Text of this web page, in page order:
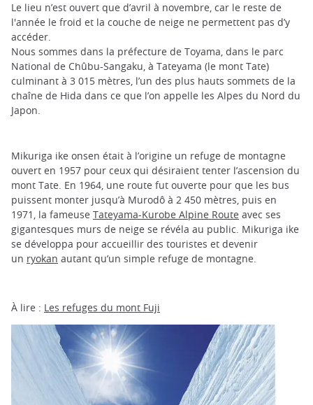
Le lieu n’est ouvert que d’avril à novembre, car le reste de
l'année le froid et la couche de neige ne permettent pas d’y
accéder.
Nous sommes dans la préfecture de Toyama, dans le parc
National de Chûbu-Sangaku, à Tateyama (le mont Tate)
culminant à 3 015 mètres, l’un des plus hauts sommets de la
chaîne de Hida dans ce que l’on appelle les Alpes du Nord du
Japon.
Mikuriga ike onsen était à l’origine un refuge de montagne
ouvert en 1957 pour ceux qui désiraient tenter l’ascension du
mont Tate. En 1964, une route fut ouverte pour que les bus
puissent monter jusqu’à Murodô à 2 450 mètres, puis en
1971, la fameuse Tateyama-Kurobe Alpine Route avec ses
gigantesques murs de neige se révéla au public. Mikuriga ike
se développa pour accueillir des touristes et devenir
un ryokan autant qu’un simple refuge de montagne.
À lire : Les refuges du mont Fuji